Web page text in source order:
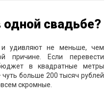
свадьбе?
удивляют не меньше, чем
причине. Если перевести
в квадратные метры
больше 200 тысяч рублей
скромные.